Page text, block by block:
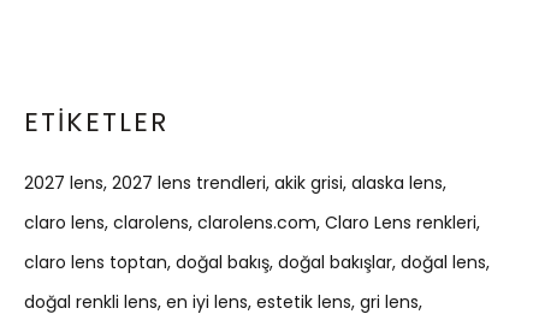
ETIKETLER
2027 lens 2027 lens trendleri akik grisi alaska lens
claro lens clarolens clarolens.com Claro Lens renkleri
claro lens toptan doğal bakış doğal bakışlar doğal lens
doğal renkli lens en iyi lens estetik lens gri lens